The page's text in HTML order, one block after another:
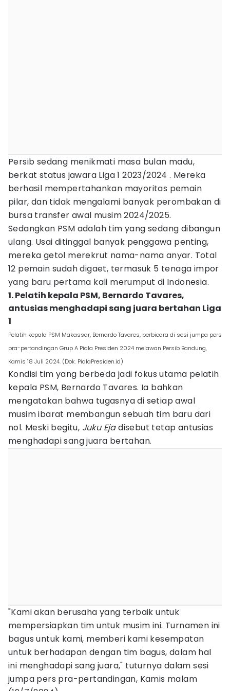
Persib sedang menikmati masa bulan madu,
berkat status jawara Liga 1 2023/2024 . Mereka
berhasil mempertahankan mayoritas pemain
pilar, dan tidak mengalami banyak perombakan di
bursa transfer awal musim 2024/2025.
Sedangkan PSM adalah tim yang sedang dibangun
ulang. Usai ditinggal banyak penggawa penting,
mereka getol merekrut nama-nama anyar. Total
12 pemain sudah digaet, termasuk 5 tenaga impor
yang baru pertama kali merumput di Indonesia.
1. Pelatih kepala PSM, Bernardo Tavares,
antusias menghadapi sang juara bertahan Liga
1
Pelatih kepala PSM Makassar, Bernardo Tavares, berbicara di sesi jumpa pers
pra-pertandingan Grup A Piala Presiden 2024 melawan Persib Bandung,
Kamis 18 Juli 2024. (Dok. PialaPresiden.id)
Kondisi tim yang berbeda jadi fokus utama pelatih
kepala PSM, Bernardo Tavares. Ia bahkan
mengatakan bahwa tugasnya di setiap awal
musim ibarat membangun sebuah tim baru dari
nol. Meski begitu, Juku Ejadisebut tetap antusias
menghadapi sang juara bertahan.
"Kami akan berusaha yang terbaik untuk
mempersiapkan tim untuk musim ini. Turnamen ini
bagus untuk kami, memberi kami kesempatan
untuk berhadapan dengan tim bagus, dalam hal
ini menghadapi sang juara," tuturnya dalam sesi
jumpa pers pra-pertandingan, Kamis malam